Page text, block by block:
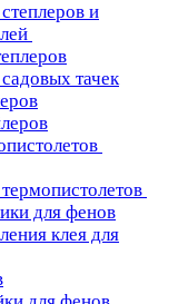
и
тачек
для фенов
клея для